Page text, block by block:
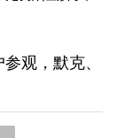
观，默克、